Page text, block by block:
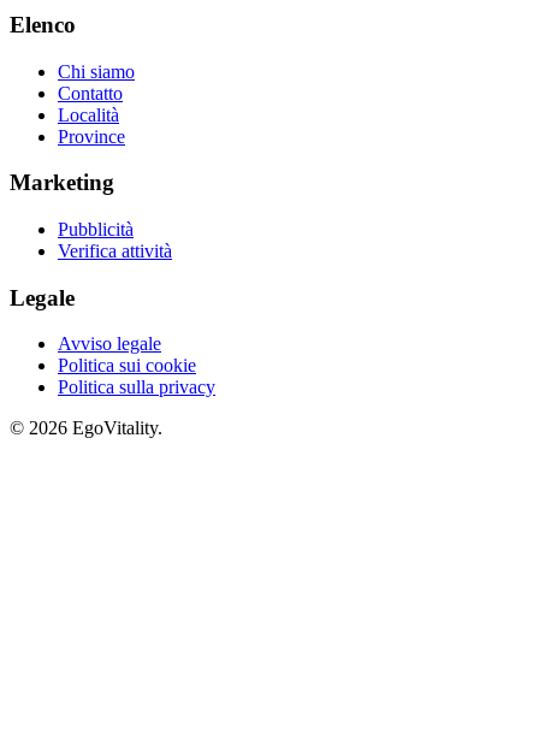
Elenco
Chi siamo
Contatto
Località
Province
Marketing
Pubblicità
Verifica attività
Legale
Avviso legale
Politica sui cookie
Politica sulla privacy
© 2026 EgoVitality.